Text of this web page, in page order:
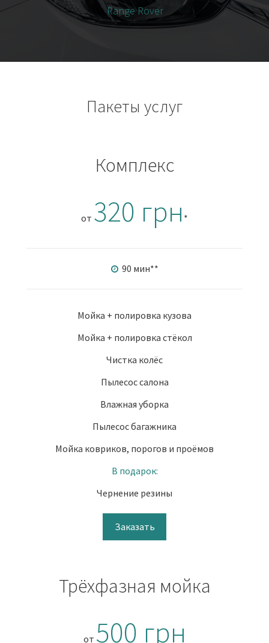
Range Rover
Пакеты услуг
Комплекс
от 320 грн *
90 мин**
Мойка + полировка кузова
Мойка + полировка стёкол
Чистка колёс
Пылесос салона
Влажная уборка
Пылесос багажника
Мойка ковриков, порогов и проёмов
В подарок:
Чернение резины
Заказать
Трёхфазная мойка
от 500 грн